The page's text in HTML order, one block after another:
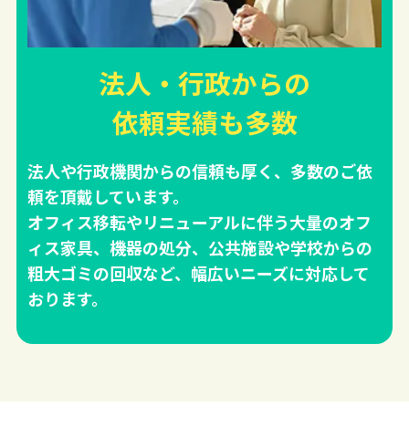
法人・行政からの
依頼実績も多数
法人や行政機関からの信頼も厚く、多数のご依
頼を頂戴しています。
オフィス移転やリニューアルに伴う大量のオフ
ィス家具、機器の処分、公共施設や学校からの
粗大ゴミの回収など、幅広いニーズに対応して
おります。